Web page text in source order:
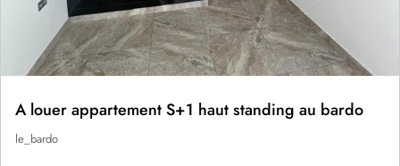
A louer appartement S+1 haut standing au bardo
le_bardo